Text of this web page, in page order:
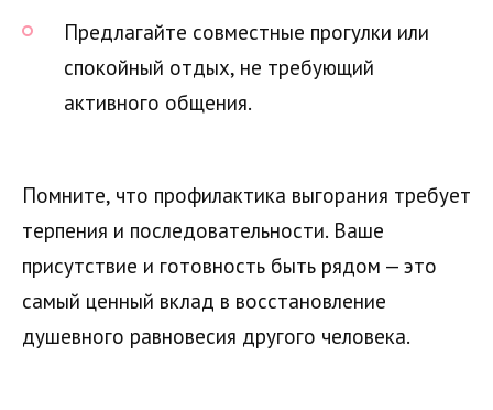
Предлагайте совместные прогулки или
спокойный отдых, не требующий
активного общения.
Помните, что профилактика выгорания требует
терпения и последовательности. Ваше
присутствие и готовность быть рядом — это
самый ценный вклад в восстановление
душевного равновесия другого человека.